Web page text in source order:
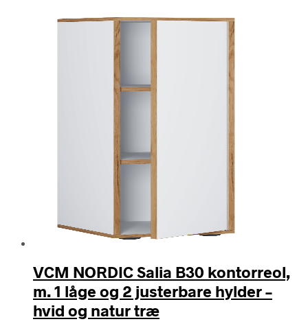
VCM NORDIC Salia B30 kontorreol,
m. 1 låge og 2 justerbare hylder –
hvid og natur træ